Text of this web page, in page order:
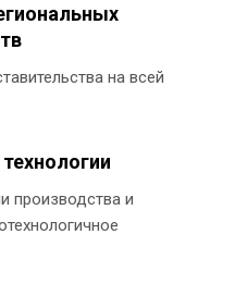
на всей
производства и